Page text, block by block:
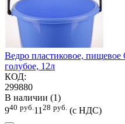
Ведро пластиковое,
голубое, 12л
КОД:
299880
В наличии (1)
940 руб. 11 28 руб. (с НДС)